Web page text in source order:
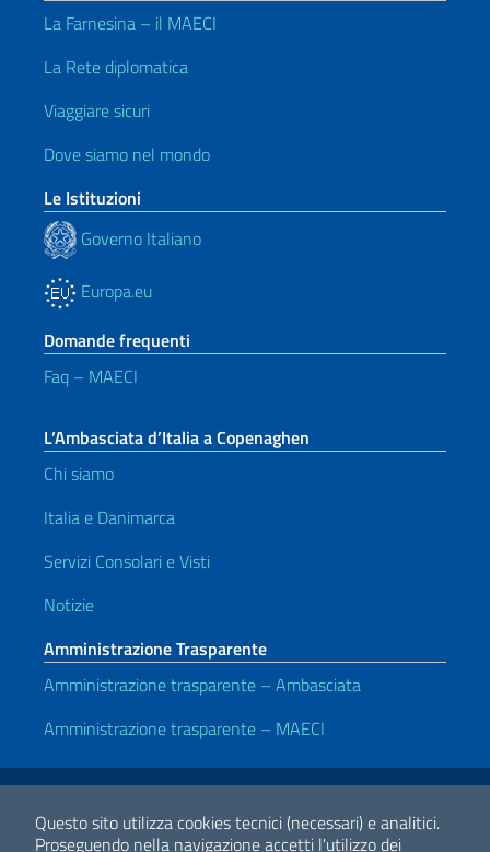
Questo sito utilizza cookies tecnici (necessari) e analitici.
Proseguendo nella navigazione accetti l'utilizzo dei
La Farnesina – il MAECI
La Rete diplomatica
Viaggiare sicuri
Dove siamo nel mondo
Le Istituzioni
Governo Italiano
Europa.eu
Domande frequenti
Faq – MAECI
L’Ambasciata d’Italia a Copenaghen
Chi siamo
Italia e Danimarca
Servizi Consolari e Visti
Notizie
Amministrazione Trasparente
Amministrazione trasparente – Ambasciata
Amministrazione trasparente – MAECI
Link Utili